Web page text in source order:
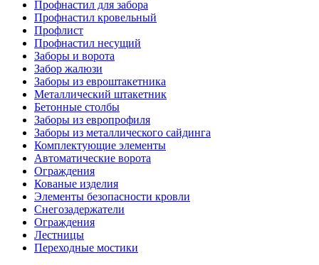
Профнастил для забора
Профнастил кровельный
Профлист
Профнастил несущий
Заборы и ворота
Забор жалюзи
Заборы из евроштакетника
Металлический штакетник
Бетонные столбы
Заборы из европрофиля
Заборы из металлического сайдинга
Комплектующие элементы
Автоматические ворота
Ограждения
Кованые изделия
Элементы безопасности кровли
Снегозадержатели
Ограждения
Лестницы
Переходные мостики